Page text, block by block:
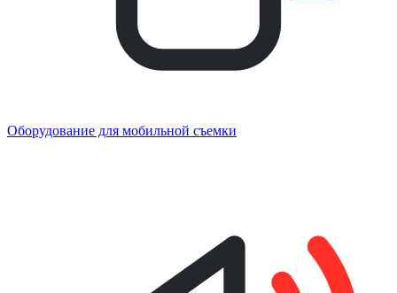
Оборудование для мобильной съемки